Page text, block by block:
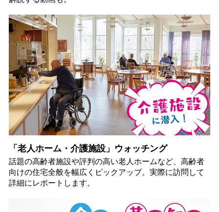
「老人ホーム・介護施設」ウォッチング
話題の高齢者施設や評判の高い老人ホームなど、高齢者
向けの住宅全般を幅広くピックアップ。実際に訪問して
詳細にレポートします。